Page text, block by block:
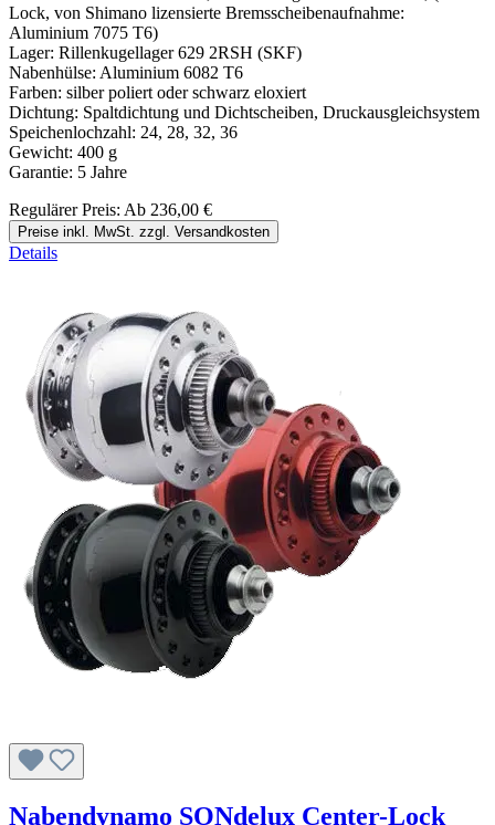
Lock, von Shimano lizensierte Bremsscheibenaufnahme:
Aluminium 7075 T6)
Lager: Rillenkugellager 629 2RSH (SKF)
Nabenhülse: Aluminium 6082 T6
Farben: silber poliert oder schwarz eloxiert
Dichtung: Spaltdichtung und Dichtscheiben, Druckausgleichsystem
Speichenlochzahl: 24, 28, 32, 36
Gewicht: 400 g
Garantie: 5 Jahre
Regulärer Preis: Ab 236,00 €
Preise inkl. MwSt. zzgl. Versandkosten
Details
Nabendynamo SONdelux Center-Lock